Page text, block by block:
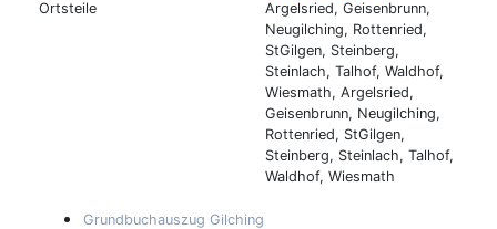
Ortsteile
Argelsried, Geisenbrunn,
Neugilching, Rottenried,
StGilgen, Steinberg,
Steinlach, Talhof, Waldhof,
Wiesmath, Argelsried,
Geisenbrunn, Neugilching,
Rottenried, StGilgen,
Steinberg, Steinlach, Talhof,
Waldhof, Wiesmath
Grundbuchauszug Gilching